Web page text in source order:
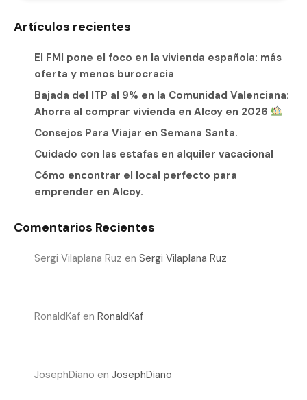
Artículos recientes
El FMI pone el foco en la vivienda española: más
oferta y menos burocracia
Bajada del ITP al 9% en la Comunidad Valenciana:
Ahorra al comprar vivienda en Alcoy en 2026
Consejos Para Viajar en Semana Santa.
Cuidado con las estafas en alquiler vacacional
Cómo encontrar el local perfecto para
emprender en Alcoy.
Comentarios Recientes
Sergi Vilaplana Ruz en Sergi Vilaplana Ruz
RonaldKaf en RonaldKaf
JosephDiano en JosephDiano